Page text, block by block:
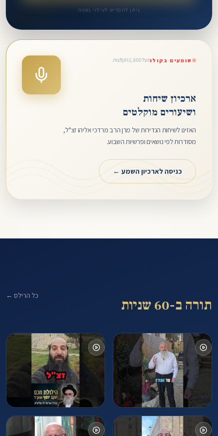
ניתן להקדיש לעילוי נשמה
שומעים בקולומעל 1,500 הקלטות
ארכיון שיחות
ושיעורים מוקלטים
האזינו לשיחות הנדירות של מרן הרב מרדכי אליהו זצ"ל,
מסודרות לפי נושאים ופרשיות השבוע.
כניסה לארכיון השמע ←
תורה ב-60 שניות
כל הרילס ←